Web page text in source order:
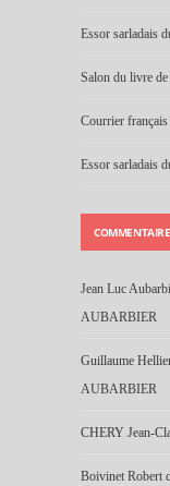
Essor sarladais
Salon du livre
Courrier
Essor sarladais
Jean Luc
AUBARBIER
Guillaume
AUBARBIER
CHERY Jean-
Boivinet Robert